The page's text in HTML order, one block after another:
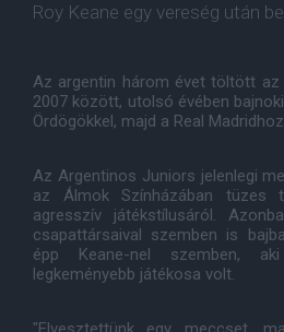
Roy Keane egy vereség után
Az argentin három évet töltött az
2007 között, utolsó évében
Ördögökkel, majd a Real
Az Argentinos Juniors jelenlegi
az Álmok Színházában tüzes
agresszív játékstílusáról.
csapattársaival szemben is
épp Keane-nel szemben,
legkeményebb játékosa volt.